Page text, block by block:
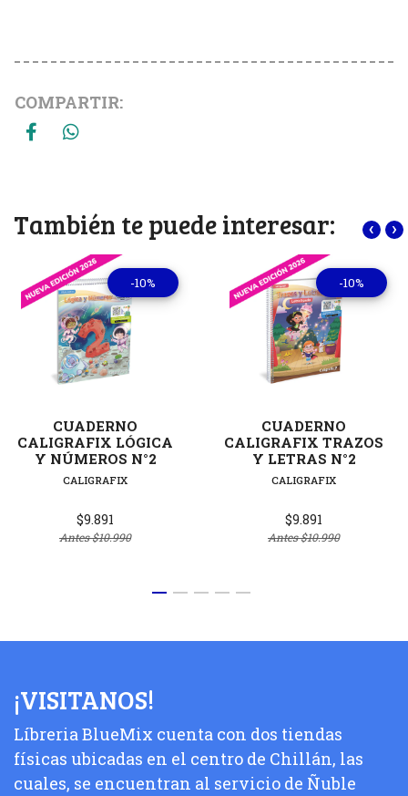
COMPARTIR:
También te puede interesar:
-10%
CUADERNO
CALIGRAFIX LÓGICA
Y NÚMEROS N°2
CALIGRAFIX
$9.891
Antes$10.990
-10%
CUADERNO
CALIGRAFIX TRAZOS
Y LETRAS N°2
CALIGRAFIX
$9.891
Antes$10.990
‹ ›
¡VISITANOS!
Líbreria BlueMix cuenta con dos tiendas
físicas ubicadas en el centro de Chillán, las
cuales, se encuentran al servicio de Ñuble